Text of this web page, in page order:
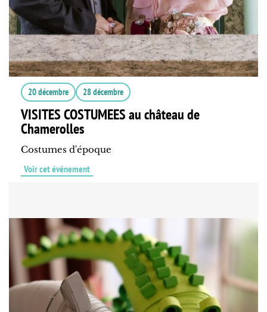
20 décembre 28 décembre
VISITES COSTUMEES au château de
Chamerolles
Costumes d'époque
Voir cet événement